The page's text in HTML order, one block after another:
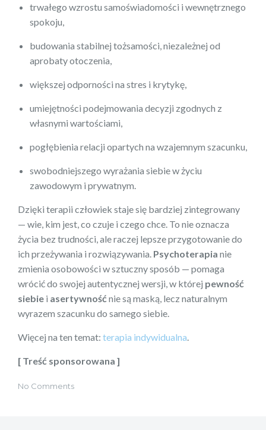
trwałego wzrostu samoświadomości i wewnętrznego
spokoju,
budowania stabilnej tożsamości, niezależnej od
aprobaty otoczenia,
większej odporności na stres i krytykę,
umiejętności podejmowania decyzji zgodnych z
własnymi wartościami,
pogłębienia relacji opartych na wzajemnym szacunku,
swobodniejszego wyrażania siebie w życiu
zawodowym i prywatnym.
Dzięki terapii człowiek staje się bardziej zintegrowany
— wie, kim jest, co czuje i czego chce. To nie oznacza
życia bez trudności, ale raczej lepsze przygotowanie do
ich przeżywania i rozwiązywania. Psychoterapia nie
zmienia osobowości w sztuczny sposób — pomaga
wrócić do swojej autentycznej wersji, w której pewność
siebie i asertywność nie są maską, lecz naturalnym
wyrazem szacunku do samego siebie.
Więcej na ten temat: terapia indywidualna
[ Treść sponsorowana ]
No Comments